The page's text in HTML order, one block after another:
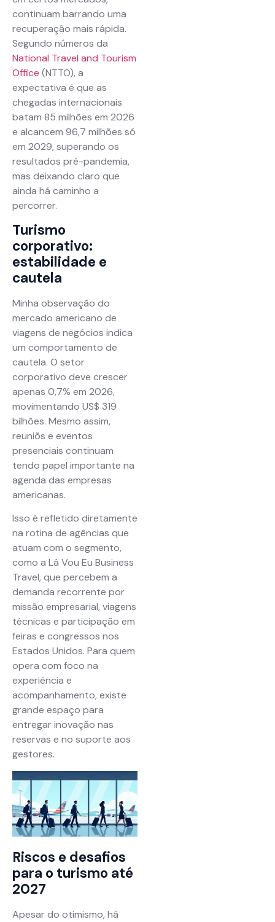
continuam barrando uma
recuperação mais rápida.
Segundo números da
National Travel and Tourism
Office (NTTO), a
expectativa é que as
chegadas internacionais
batam 85 milhões em 2026
e alcancem 96,7 milhões só
em 2029, superando os
resultados pré-pandemia,
mas deixando claro que
ainda há caminho a
percorrer.
Turismo
corporativo:
estabilidade e
cautela
Minha observação do
mercado americano de
viagens de negócios indica
um comportamento de
cautela. O setor
corporativo deve crescer
apenas 0,7% em 2026,
movimentando US$ 319
bilhões. Mesmo assim,
reuniõs e eventos
presenciais continuam
tendo papel importante na
agenda das empresas
americanas.
Isso é refletido diretamente
na rotina de agências que
atuam com o segmento,
como a Lá Vou Eu Business
Travel, que percebem a
demanda recorrente por
missão empresarial, viagens
técnicas e participação em
feiras e congressos nos
Estados Unidos. Para quem
opera com foco na
experiência e
acompanhamento, existe
grande espaço para
entregar inovação nas
reservas e no suporte aos
gestores.
Riscos e desafios
para o turismo até
2027
Apesar do otimismo, há